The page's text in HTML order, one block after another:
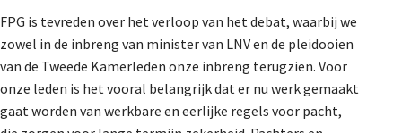
FPG is tevreden over het verloop van het debat, waarbij we
zowel in de inbreng van minister van LNV en de pleidooien
van de Tweede Kamerleden onze inbreng terugzien. Voor
onze leden is het vooral belangrijk dat er nu werk gemaakt
gaat worden van werkbare en eerlijke regels voor pacht,
Contact